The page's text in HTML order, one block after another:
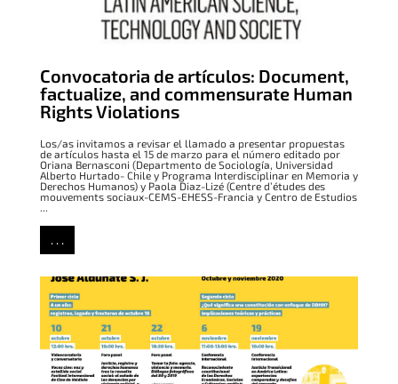
Convocatoria de artículos: Document,
factualize, and commensurate Human
Rights Violations
Los/as invitamos a revisar el llamado a presentar propuestas
de artículos hasta el 15 de marzo para el número editado por
Oriana Bernasconi (Departmento de Sociología, Universidad
Alberto Hurtado- Chile y Programa Interdisciplinar en Memoria y
Derechos Humanos) y Paola Diaz-Lizé (Centre d’études des
mouvements sociaux-CEMS-EHESS-Francia y Centro de Estudios
. . .